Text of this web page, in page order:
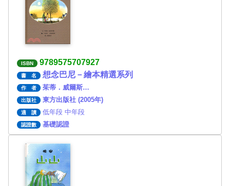
ISBN 9789575707927
書 名 想念巴尼－繪本精選系列
作 者 茱蒂．威爾斯…
出版社 東方出版社 (2005年)
適 讀 低年段 中年段
認證數 基礎認證